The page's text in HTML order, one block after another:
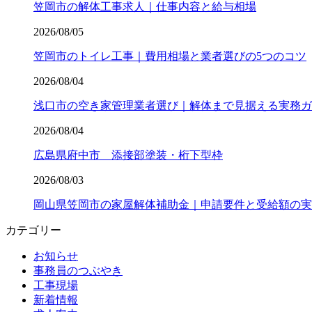
笠岡市の解体工事求人｜仕事内容と給与相場
2026/08/05
笠岡市のトイレ工事｜費用相場と業者選びの5つのコツ
2026/08/04
浅口市の空き家管理業者選び｜解体まで見据える実務
2026/08/04
広島県府中市 添接部塗装・桁下型枠
2026/08/03
岡山県笠岡市の家屋解体補助金｜申請要件と受給額の
カテゴリー
お知らせ
事務員のつぶやき
工事現場
新着情報